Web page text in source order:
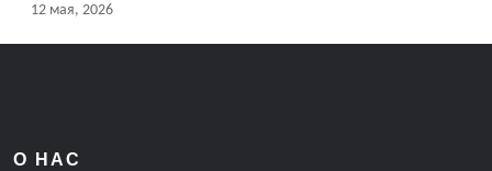
12 мая, 2026
О НАС